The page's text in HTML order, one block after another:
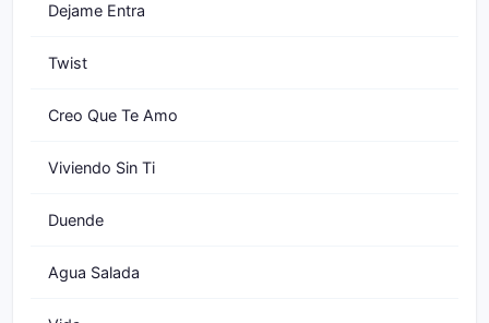
Dejame Entra
Twist
Creo Que Te Amo
Viviendo Sin Ti
Duende
Agua Salada